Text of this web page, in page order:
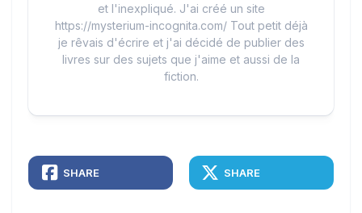
et l'inexpliqué. J'ai créé un site
https://mysterium-incognita.com/ Tout petit déjà
je rêvais d'écrire et j'ai décidé de publier des
livres sur des sujets que j'aime et aussi de la
fiction.
SHARE SHARE